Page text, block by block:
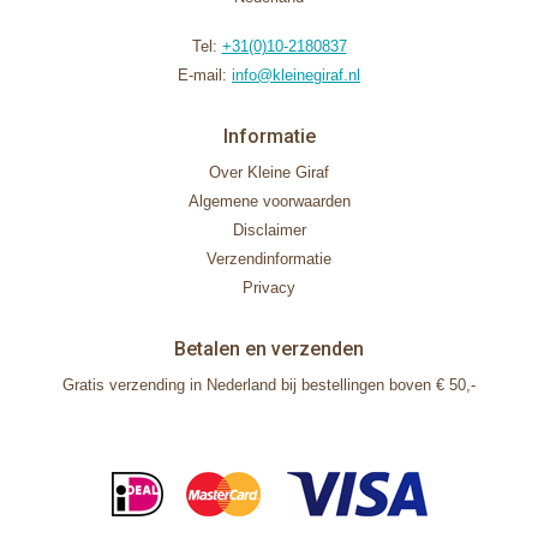
Tel: +31(0)10-2180837
E-mail: info@kleinegiraf.nl
Informatie
Over Kleine Giraf
Algemene voorwaarden
Disclaimer
Verzendinformatie
Privacy
Betalen en verzenden
Gratis verzending in Nederland bij bestellingen boven € 50,-